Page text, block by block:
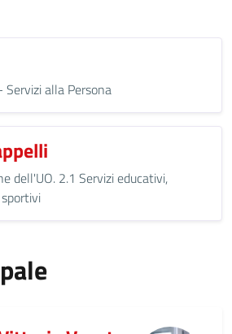
alla Persona
dell'UO. 2.1 Servizi educativi,